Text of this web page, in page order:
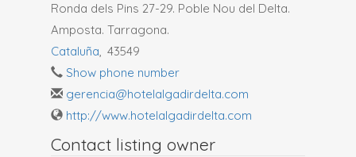
Ronda dels Pins 27-29. Poble Nou del Delta.
Amposta. Tarragona.
Cataluña, 43549
Show phone number
gerencia@hotelalgadirdelta.com
http://www.hotelalgadirdelta.com
Contact listing owner